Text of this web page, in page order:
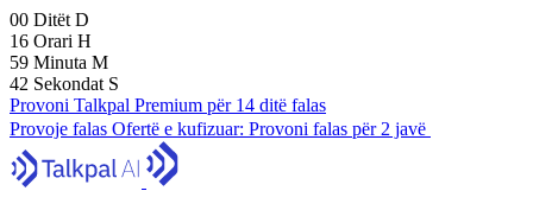
00 Ditët D
16 Orari H
59 Minuta M
41 Sekondat S
Provoni Talkpal Premium për 14 ditë falas
Provoje falas Ofertë e kufizuar: Provoni falas për 2 javë